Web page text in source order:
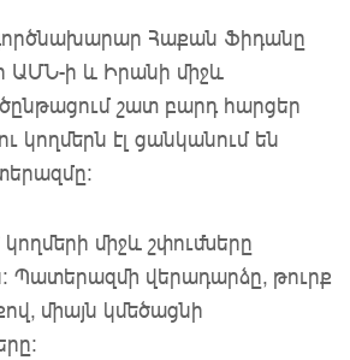
Հաքան Ֆիդանը
ԱՄՆ-ի և Իրանի միջև
շատ բարդ հարցեր
կողմերն էլ ցանկանում են
միջև շփումները
Պատերազմի վերադարձը, թուրք
միայն կմեծացնի